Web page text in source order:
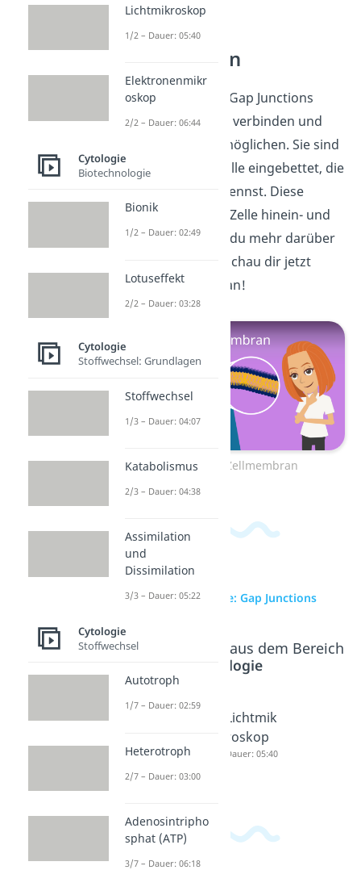
Zellmembran
Jetzt weißt du, wie Gap Junctions
Zellen miteinander verbinden und
den Austausch ermöglichen. Sie sind
in eine wichtige Hülle eingebettet, die
nennst. Diese
steuert, was in die Zelle hinein- und
hinausgeht. Wenn du mehr darüber
wissen möchtest, schau dir jetzt
unserVideo dazu an!
Zum Video: Zellmembran
zur Videoseite: Gap Junctions
Beliebte Inhalte aus dem Bereich
Cytologie
Dauer: 05:02
Dauer: 04:12
Lichtmik
roskop
Dauer: 05:40
Lichtmikroskop
1/2 – Dauer: 05:40
Elektronenmikr
oskop
2/2 – Dauer: 06:44
Cytologie
Biotechnologie
Bionik
1/2 – Dauer: 02:49
Lotuseffekt
2/2 – Dauer: 03:28
Cytologie
Stoffwechsel: Grundlagen
Stoffwechsel
1/3 – Dauer: 04:07
Katabolismus
2/3 – Dauer: 04:38
Assimilation
und
Dissimilation
3/3 – Dauer: 05:22
Cytologie
Stoffwechsel
Autotroph
1/7 – Dauer: 02:59
Heterotroph
2/7 – Dauer: 03:00
Adenosintripho
sphat (ATP)
3/7 – Dauer: 06:18